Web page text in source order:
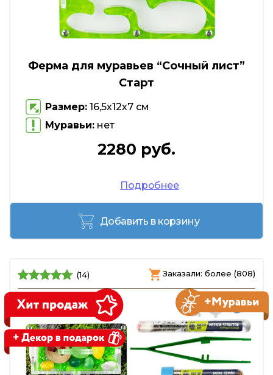
Ферма для муравьев “Сочный лист”
Старт
Размер: 16,5х12х7 см
Муравьи: нет
2280 руб.
Подробнее
Добавить в корзину
(14) Заказали: более (808)